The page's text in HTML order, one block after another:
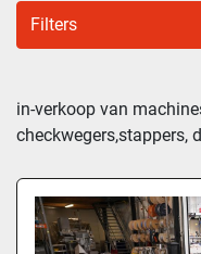
Filters
in-verkoop van
checkwegers,stappers,